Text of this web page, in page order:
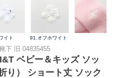
イト 91.オフホワイト
下 旧 04835455
ベビー＆キッズ ソッ
り） ショート丈 ソック